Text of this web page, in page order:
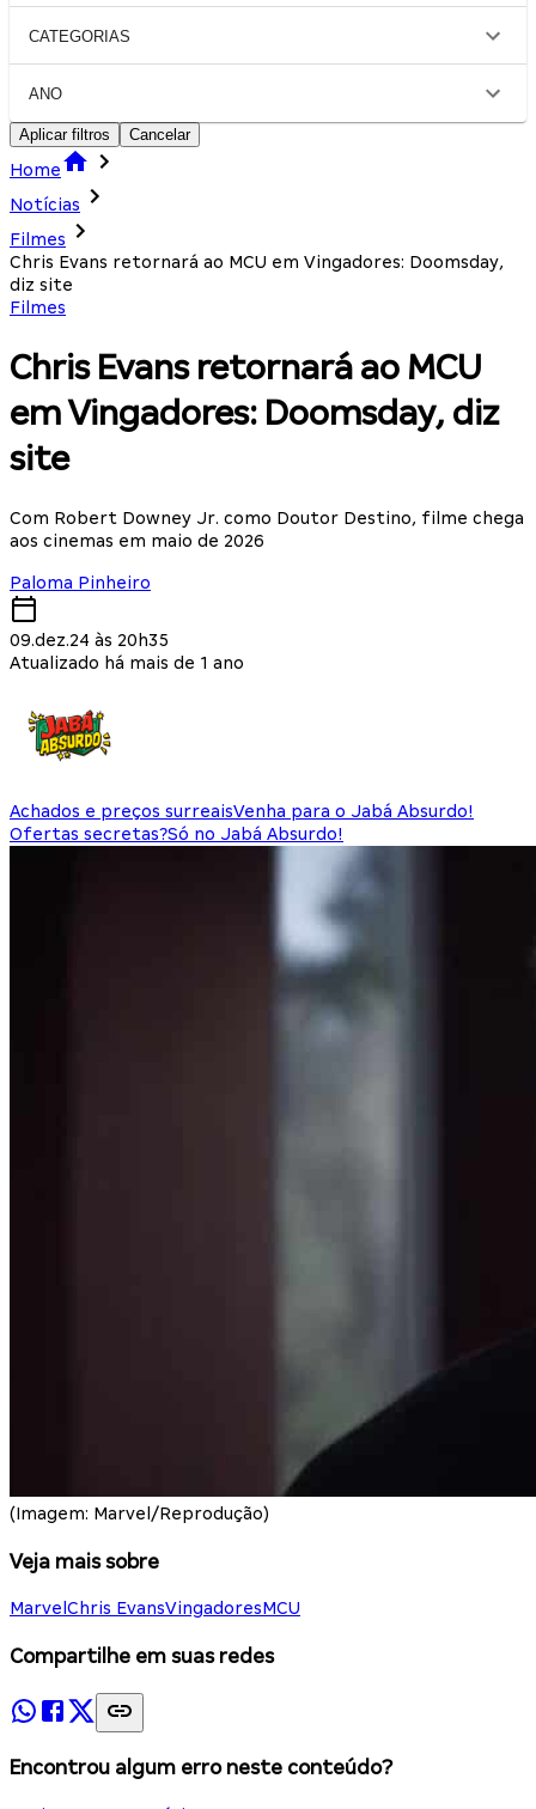
CATEGORIAS
ANO
Aplicar filtros Cancelar
Home
Notícias
Filmes
Chris Evans retornará ao MCU em Vingadores: Doomsday,
diz site
Filmes
Chris Evans retornará ao MCU
em Vingadores: Doomsday, diz
site
Com Robert Downey Jr. como Doutor Destino, filme chega
aos cinemas em maio de 2026
Paloma Pinheiro
09.dez.24 às 20h35
Atualizado há mais de 1 ano
Achados e preços surreaisVenha para o Jabá Absurdo!
Ofertas secretas?Só no Jabá Absurdo!
(Imagem: Marvel/Reprodução)
Veja mais sobre
Marvel Chris EvansVingadoresMCU
Compartilhe em suas redes
Encontrou algum erro neste conteúdo?